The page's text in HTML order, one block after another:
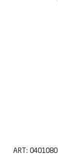
ART: 0401080